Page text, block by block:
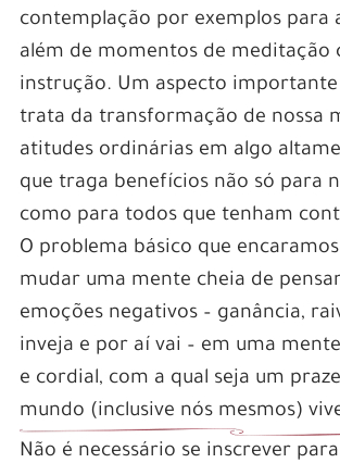
contemplação por exemplos para
além de momentos de meditação
instrução. Um aspecto
trata da transformação de nossa
atitudes ordinárias em algo
que traga benefícios não só para
como para todos que tenham
O problema básico que
mudar uma mente cheia de
emoções negativos – ganância,
inveja e por aí vai – em uma
e cordial, com a qual seja um
mundo (inclusive nós mesmos)
Não é necessário se inscrever